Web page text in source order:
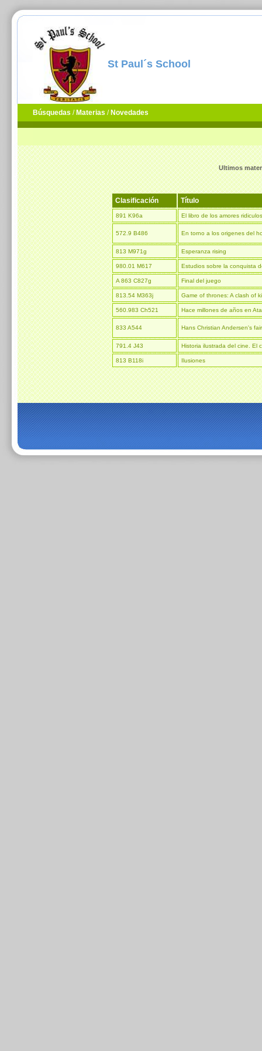
St Paul´s School
Búsquedas / Materias / Novedades
Ultimos
Clasificación Título
891 K96a El libro de los amores ridiculos
572.9 B486 En torno a los origenes del
813 M971g Esperanza rising
980.01 M617 Estudios sobre la conquista
A 863 C827g Final del juego
813.54 M363j Game of thrones: A clash of
560.983 Ch521 Hace millones de años en
833 A544 Hans Christian Andersen's
791.4 J43 Historia ilustrada del cine. El
813 B118i Ilusiones